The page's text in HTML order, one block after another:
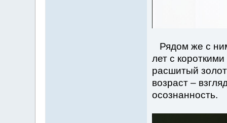
Рядом же с
лет с
расшитый
возраст –
осознанность.